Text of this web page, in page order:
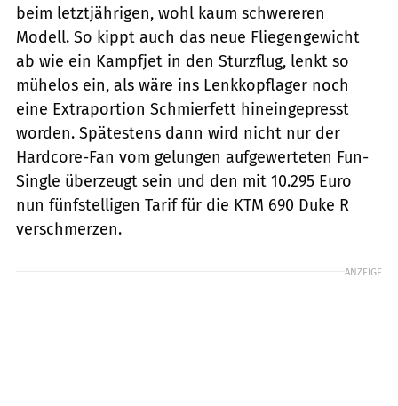
beim letztjährigen, wohl kaum schwereren
Modell. So kippt auch das neue Fliegengewicht
ab wie ein Kampfjet in den Sturzflug, lenkt so
mühelos ein, als wäre ins Lenkkopflager noch
eine Extraportion Schmierfett hineingepresst
worden. Spätestens dann wird nicht nur der
Hardcore-Fan vom gelungen aufgewerteten Fun-
Single überzeugt sein und den mit 10.295 Euro
nun fünfstelligen Tarif für die KTM 690 Duke R
verschmerzen.
ANZEIGE